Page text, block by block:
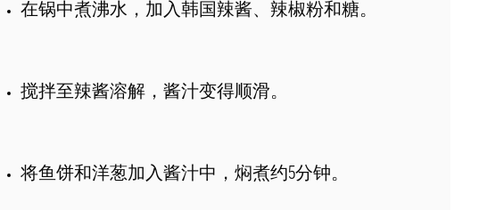
在锅中煮沸水，加入韩国辣酱、辣椒粉和糖。
搅拌至辣酱溶解，酱汁变得顺滑。
将鱼饼和洋葱加入酱汁中，焖煮约5分钟。